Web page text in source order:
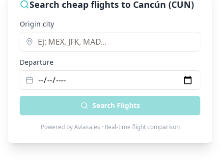
Search cheap flights to Cancún (CUN)
Origin city
Departure
Search Flights
Powered by Aviasales · Real-time flight comparison